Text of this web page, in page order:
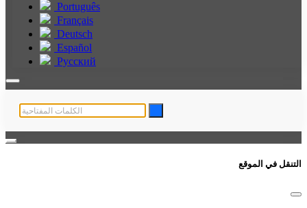
Português
Français
Deutsch
Español
Русский
التنقل في الموقع